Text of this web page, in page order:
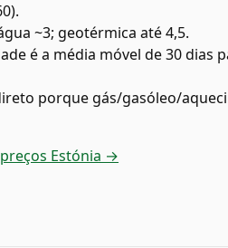
~3; geotérmica até 4,5.
é a média móvel de 30 dias
porque gás/gasóleo/
Estónia →